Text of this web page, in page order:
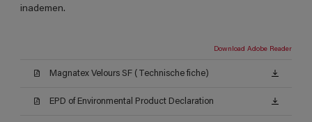
inademen.
Download Adobe Reader
Magnatex Velours SF (Technische fiche)
EPD of Environmental Product Declaration